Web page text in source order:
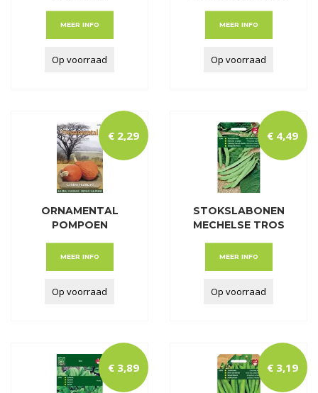
MEER INFO
Op voorraad
MEER INFO
Op voorraad
ORNAMENTAL
POMPOEN
€ 2,29
MEER INFO
Op voorraad
STOKSLABONEN
MECHELSE TROS
€ 4,49
MEER INFO
Op voorraad
€ 3,89 € 3,19